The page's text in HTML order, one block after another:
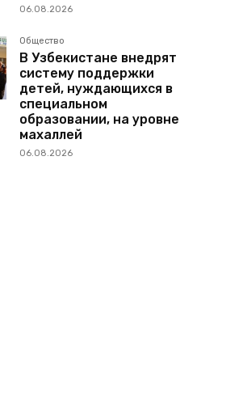
06.08.2026
Общество
В Узбекистане внедрят
систему поддержки
детей, нуждающихся в
специальном
образовании, на уровне
махаллей
06.08.2026